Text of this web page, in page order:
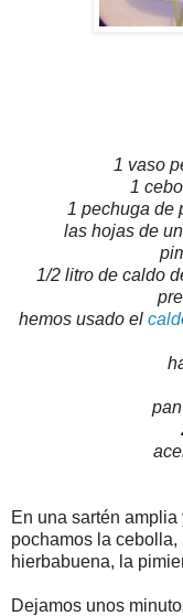
1 vaso
1
1 pechuga de
las hojas de
1/2 litro de caldo
hemos usado el
En una sartén
pochamos la
hierbabuena, la
Dejamos unos